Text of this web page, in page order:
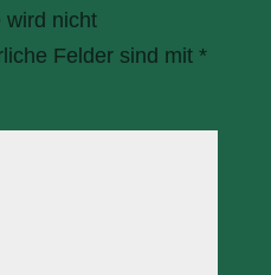
wird nicht
Felder sind mit *